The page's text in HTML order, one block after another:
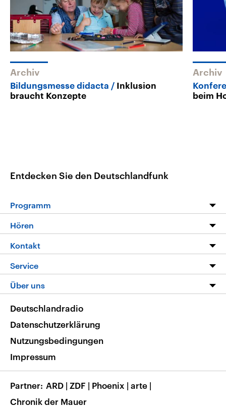
Archiv
Bildungsmesse didacta
Inklusion
braucht Konzepte
Archiv
beim
Entdecken Sie den Deutschlandfunk
Programm
Die Nachrichten
Nachrichtenleicht
Neue Beiträge auf dlf.de
Hören
Livestream
Podcasts
Deutschlandfunk App
Nachrichten App
Frequenzen
Kontakt
Service
FAQ
Veranstaltungen
Musikliste
RSS
Über uns
Barrierefreiheit
Deutschlandradio
Datenschutzerklärung
Nutzungsbedingungen
Impressum
Partner ARD | ZDF | Phoenix | arte |
Chronik der Mauer